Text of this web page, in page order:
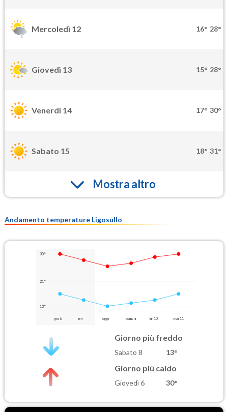
Mercoledì 12 16° 28°
Giovedì 13 15° 28°
Venerdì 14 17° 30°
Sabato 15 18° 31°
Mostra altro
Andamento temperature Ligosullo
30°
21°
13°
gio 6 ieri oggi domani lun 10 mar 11
Giorno più freddo
Sabato 8 13°
Giorno più caldo
Giovedì 6 30°